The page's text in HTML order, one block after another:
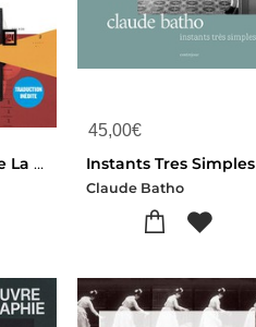
Petite Histoire De La Photographie ; Une Photo D'enfance
45,00€
Instants Tres Simples
Claude Batho